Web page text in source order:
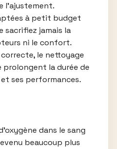
l’ajustement.
à petit budget
sacrifiez jamais la
ni le confort.
le nettoyage
prolongent la durée de
ses performances.
dans le sang
beaucoup plus